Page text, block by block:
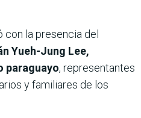
la presencia del
Yueh-Jung Lee,
paraguayo, representantes
y familiares de los